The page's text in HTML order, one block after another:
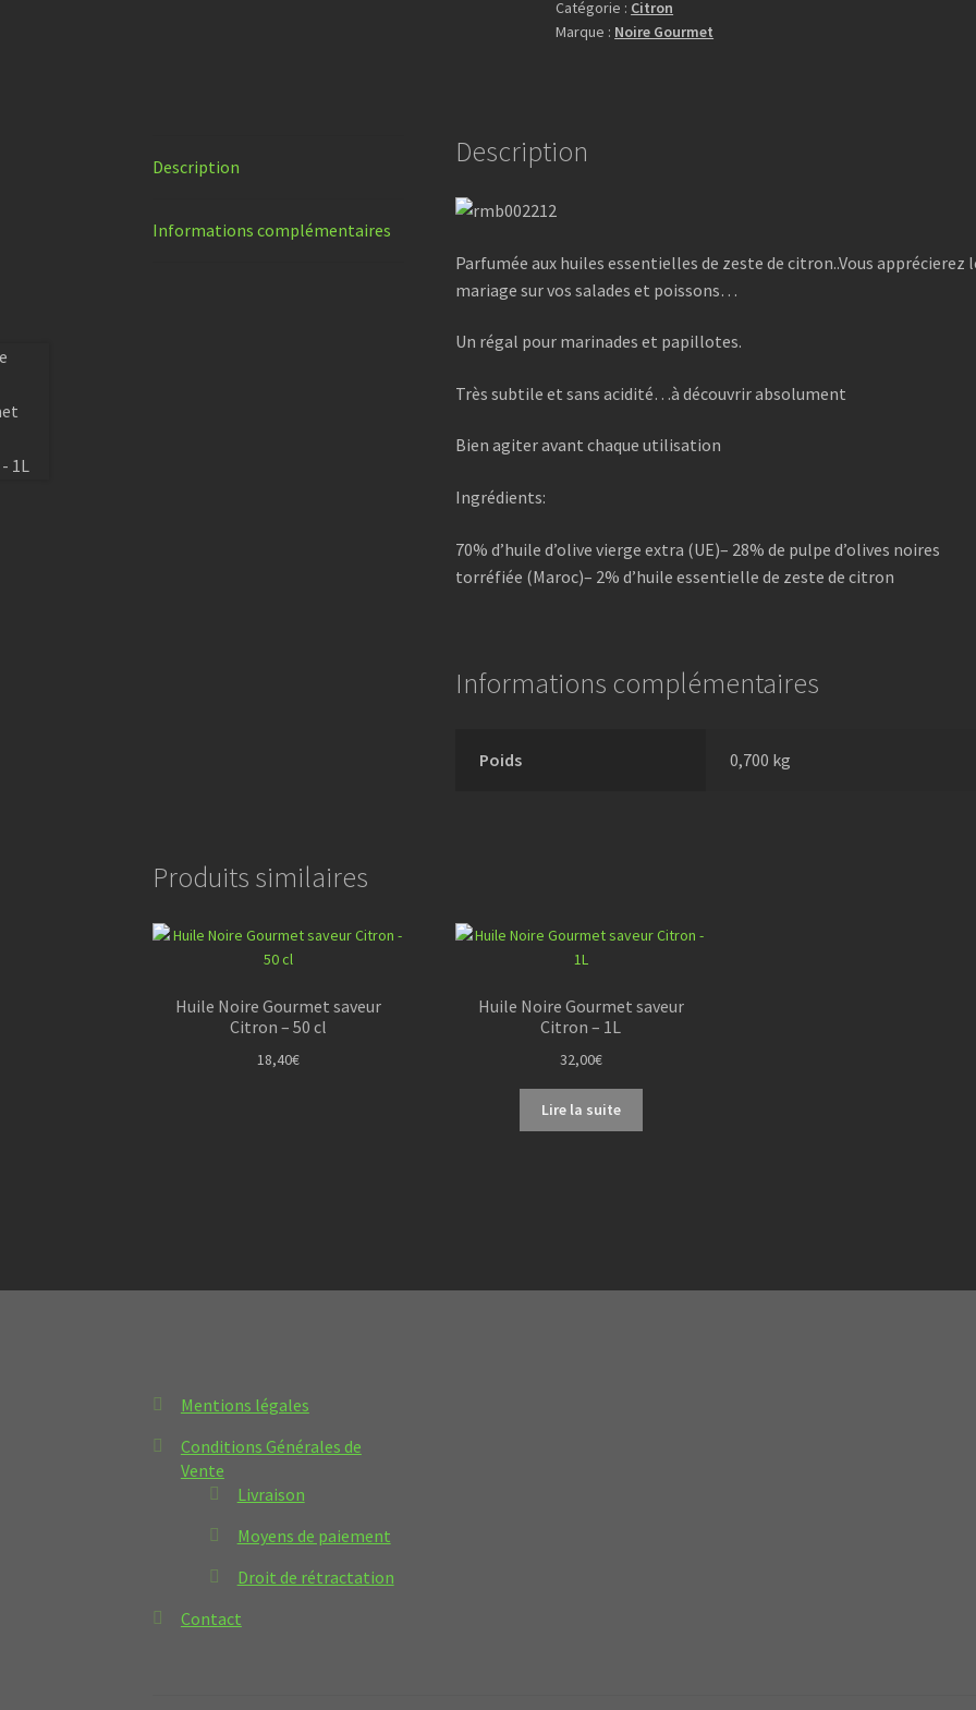
Catégorie : Citron
Marque : Noire Gourmet
Description
Informations complémentaires
Description
Parfumée aux huiles essentielles de zeste de citron..Vous apprécierez
mariage sur vos salades et poissons…
Un régal pour marinades et papillotes.
Très subtile et sans acidité…à découvrir absolument
Bien agiter avant chaque utilisation
Ingrédients:
70% d’huile d’olive vierge extra (UE)– 28% de pulpe d’olives noires
torréfiée (Maroc)– 2% d’huile essentielle de zeste de citron
Informations complémentaires
Poids 0,700 kg
Produits similaires
Huile Noire Gourmet saveur
Citron – 50 cl
18,40€
Huile Noire Gourmet saveur
Citron – 1L
32,00€
Lire la suite
Mentions légales
Conditions Générales de
Vente
Livraison
Moyens de paiement
Droit de rétractation
Contact